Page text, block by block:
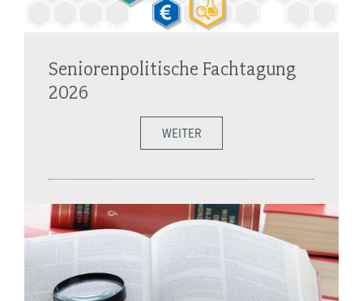
Seniorenpolitische Fachtagung
2026
WEITER